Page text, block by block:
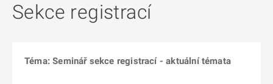
Sekce registrací
Téma: Seminář sekce registrací - aktuální témata